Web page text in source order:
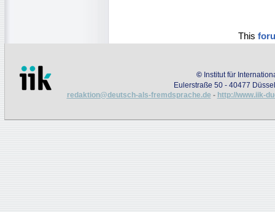
This
© Institut für
Eulerstraße 50 - 40477
redaktion@deutsch-als-fremdsprache.de - http://www.iik-